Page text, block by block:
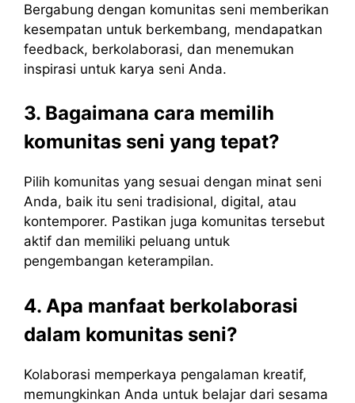
Bergabung dengan komunitas seni memberikan
kesempatan untuk berkembang, mendapatkan
feedback, berkolaborasi, dan menemukan
inspirasi untuk karya seni Anda.
3. Bagaimana cara memilih
komunitas seni yang tepat?
Pilih komunitas yang sesuai dengan minat seni
Anda, baik itu seni tradisional, digital, atau
kontemporer. Pastikan juga komunitas tersebut
aktif dan memiliki peluang untuk
pengembangan keterampilan.
4. Apa manfaat berkolaborasi
dalam komunitas seni?
Kolaborasi memperkaya pengalaman kreatif,
memungkinkan Anda untuk belajar dari sesama